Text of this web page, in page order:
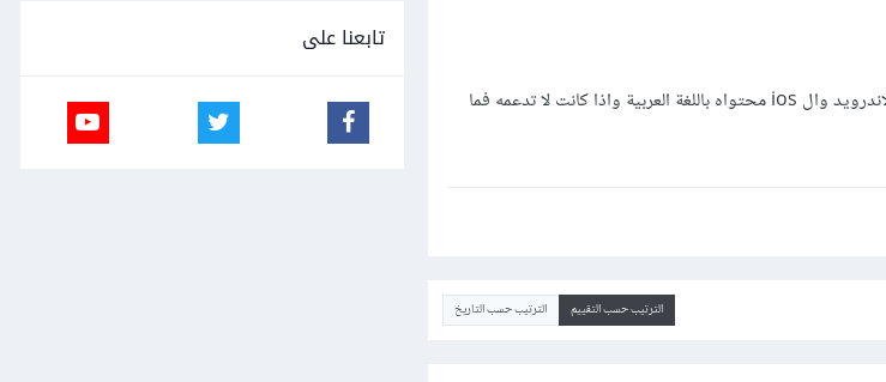
سؤالي واضح من العنوان هل تدعم بيئة xamarin برمجة تطبيقات الاندرويد وال ios محتواه باللغة العربية واذا كانت لا تدعمه فما
الترتيب حسب التقييم الترتيب حسب التاريخ
تابعنا على